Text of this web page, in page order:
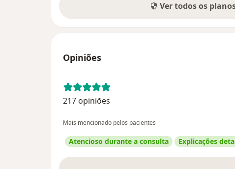
Ver todos os
Opiniões
217 opiniões
Mais mencionado pelos pacientes
Atencioso durante a consulta Explicações